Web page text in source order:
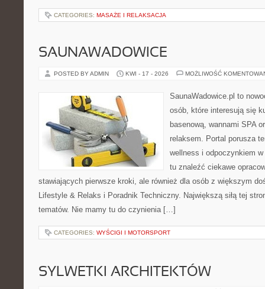
CATEGORIES: MASAŻE I RELAKSACJA
SAUNAWADOWICE
POSTED BY ADMIN KWI - 17 - 2026 MOŻLIWOŚĆ
SaunaWadowice.pl to
osób, które interesują się
basenową, wannami SPA
relaksem. Portal porusza
wellness i odpoczynkiem
tu znaleźć ciekawe
stawiających pierwsze kroki, ale również dla osób z większym
Lifestyle & Relaks i Poradnik Techniczny. Największą siłą tej
tematów. Nie mamy tu do czynienia […]
CATEGORIES: WYŚCIGI I MOTORSPORT
SYLWETKI ARCHITEKTÓW